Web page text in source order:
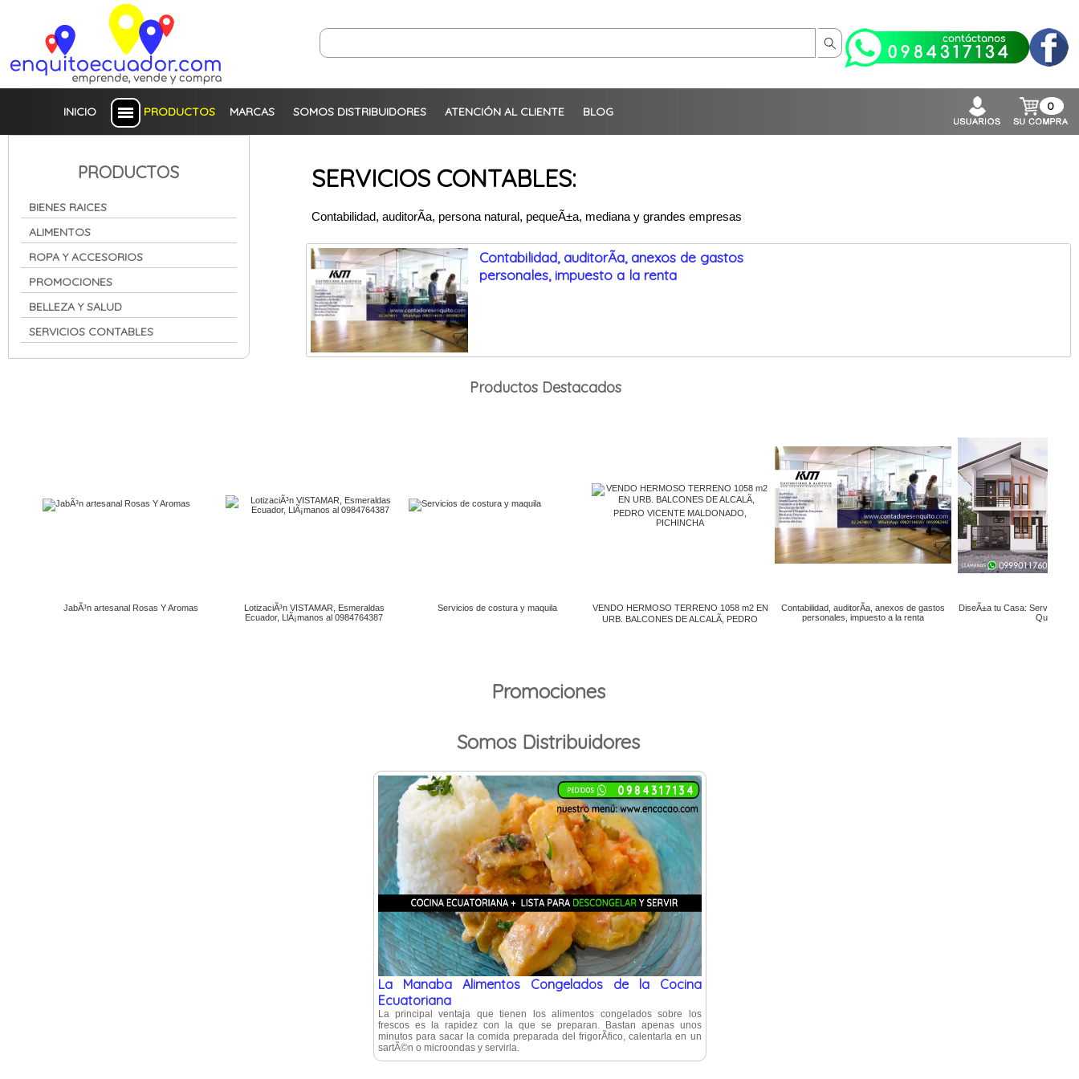
0
INICIO PRODUCTOS MARCAS SOMOS DISTRIBUIDORES ATENCIÓN AL CLIENTE BLOG
PRODUCTOS
BIENES RAICES
ALIMENTOS
ROPA Y ACCESORIOS
PROMOCIONES
BELLEZA Y SALUD
SERVICIOS CONTABLES
SERVICIOS CONTABLES:
Contabilidad, auditorÃ­a, persona natural, pequeÃ±a, mediana y grandes empresas
Contabilidad, auditorÃ­a, anexos de gastos
personales, impuesto a la renta
Productos Destacados
Promociones
Somos Distribuidores
La Manaba Alimentos Congelados de la Cocina
Ecuatoriana
La principal ventaja que tienen los alimentos congelados sobre los
frescos es la rapidez con la que se preparan. Bastan apenas unos
minutos para sacar la comida preparada del frigorÃ­fico, calentarla en un
sartÃ©n o microondas y servirla.